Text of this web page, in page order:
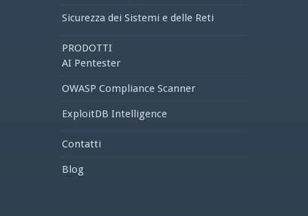
Sicurezza dei Sistemi e delle Reti
PRODOTTI
AI Pentester
OWASP Compliance Scanner
ExploitDB Intelligence
Contatti
Blog